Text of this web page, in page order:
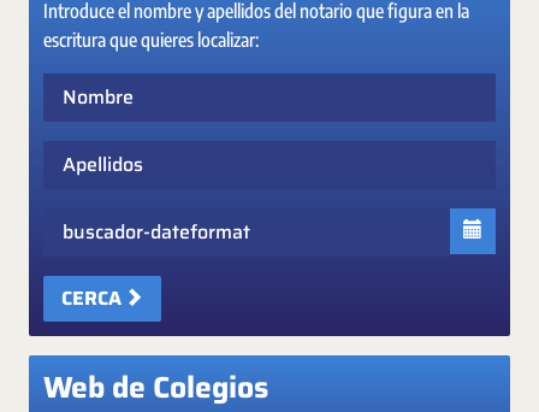
Introduce el nombre y apellidos del notario que figura en la
escritura que quieres localizar:
Apellidos
Fecha
CERCA
Web de Colegios